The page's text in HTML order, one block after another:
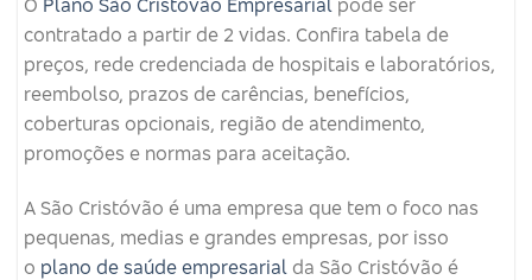
O Plano São Cristóvão Empresarial pode ser
contratado a partir de 2 vidas. Confira tabela de
preços, rede credenciada de hospitais e laboratórios,
reembolso, prazos de carências, benefícios,
coberturas opcionais, região de atendimento,
promoções e normas para aceitação.
A São Cristóvão é uma empresa que tem o foco nas
pequenas, medias e grandes empresas, por isso
o plano de saúde empresarial da São Cristóvão é